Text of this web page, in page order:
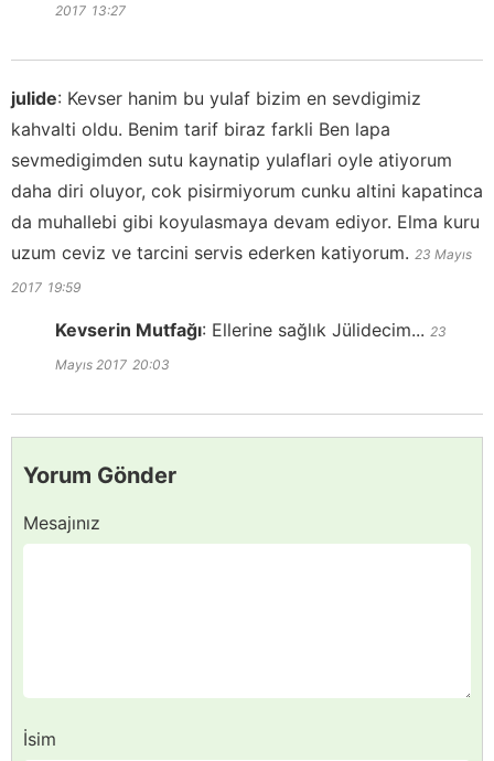
2017 13:27
julide: Kevser hanim bu yulaf bizim en sevdigimiz
kahvalti oldu. Benim tarif biraz farkli Ben lapa
sevmedigimden sutu kaynatip yulaflari oyle atiyorum
daha diri oluyor, cok pisirmiyorum cunku altini kapatinca
da muhallebi gibi koyulasmaya devam ediyor. Elma kuru
uzum ceviz ve tarcini servis ederken katiyorum. 23 Mayıs
2017 19:59
Kevserin Mutfağı: Ellerine sağlık Jülidecim... 23
Mayıs 2017 20:03
Yorum Gönder
Mesajınız
İsim